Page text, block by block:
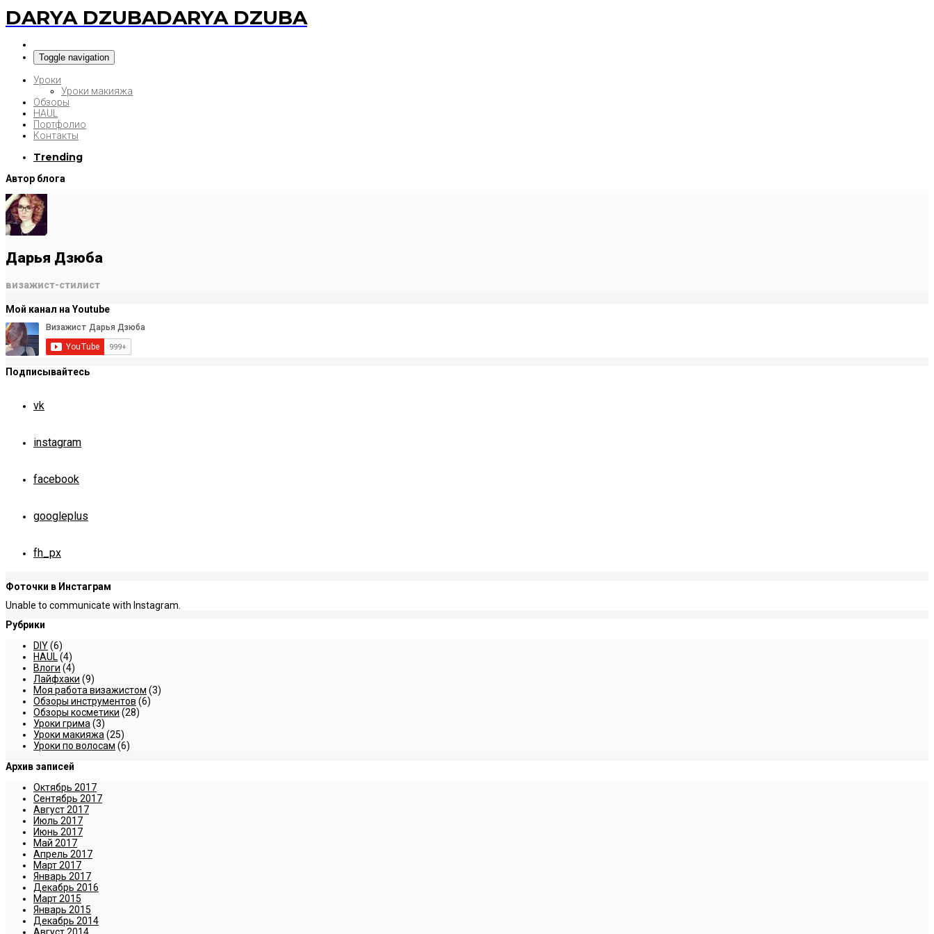
DARYA DZUBADARYA DZUBA
Toggle navigation
Уроки
Уроки макияжа
Обзоры
HAUL
Портфолио
Контакты
Trending
Автор блога
Дарья Дзюба
визажист-стилист
Мой канал на Youtube
Подписывайтесь
vk
instagram
facebook
googleplus
fh_px
Фоточки в Инстаграм
Unable to communicate with Instagram.
Рубрики
DIY(6)
HAUL (4)
Влоги (4)
Лайфхаки (9)
Моя работа визажистом (3)
Обзоры инструментов (6)
Обзоры косметики (28)
Уроки грима (3)
Уроки макияжа (25)
Уроки по волосам (6)
Архив записей
Октябрь 2017
Сентябрь 2017
Август 2017
Июль 2017
Июнь 2017
Май 2017
Апрель 2017
Март 2017
Январь 2017
Декабрь 2016
Март 2015
Январь 2015
Декабрь 2014